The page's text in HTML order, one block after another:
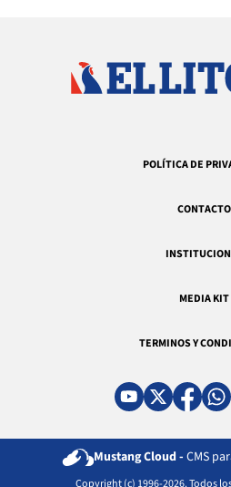
POLÍTICA DE
CONTACTO
MEDIA KIT
TERMINOS Y
Mustang Cloud - CMS